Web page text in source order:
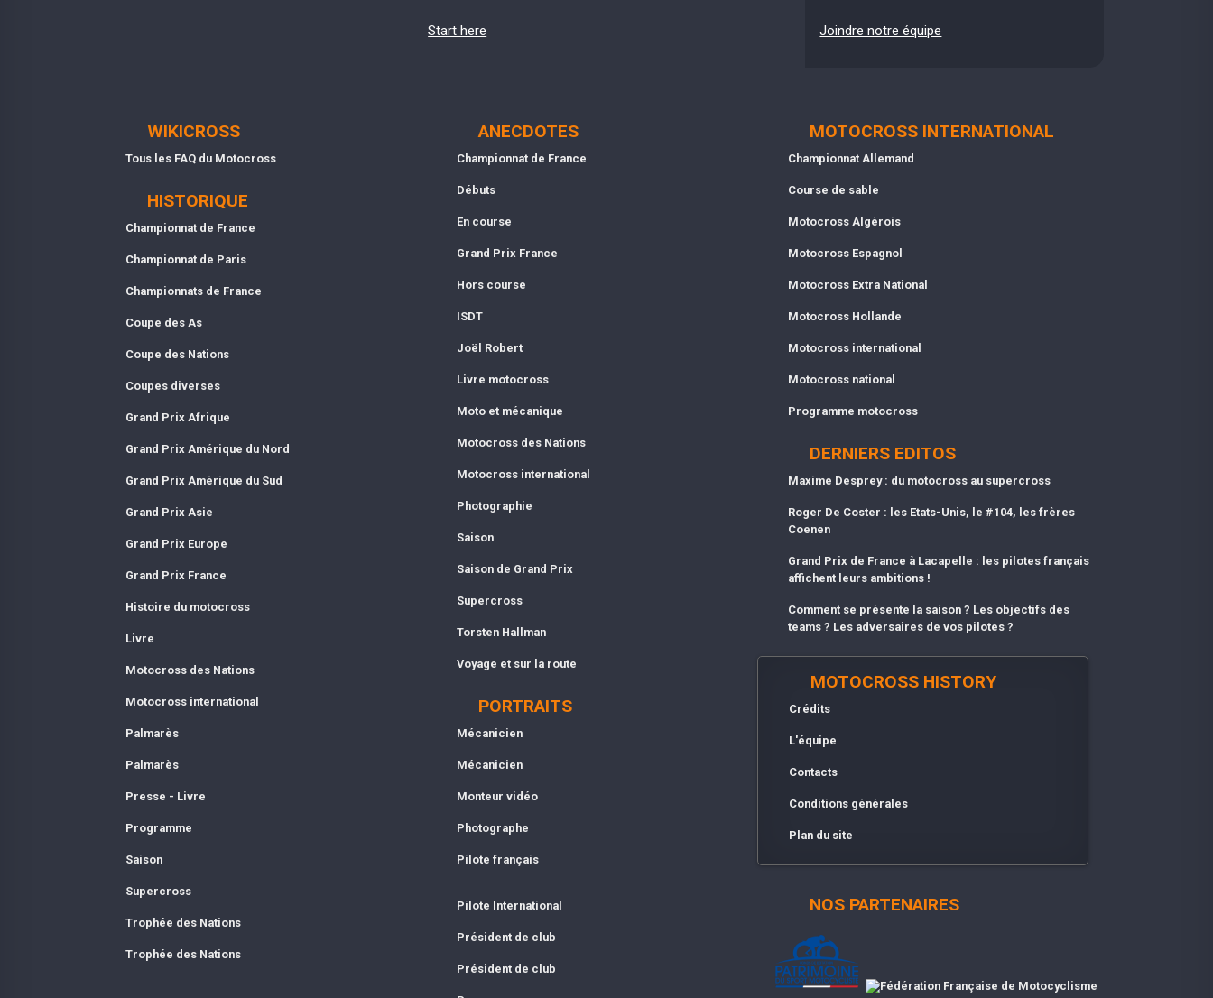
Start here Joindre notre équipe
WIKICROSS
Tous les FAQ du Motocross
HISTORIQUE
Championnat de France
Championnat de Paris
Championnats de France
Coupe des As
Coupe des Nations
Coupes diverses
Grand Prix Afrique
Grand Prix Amérique du Nord
Grand Prix Amérique du Sud
Grand Prix Asie
Grand Prix Europe
Grand Prix France
Histoire du motocross
Livre
Motocross des Nations
Motocross international
Palmarès
Palmarès
Presse - Livre
Programme
Saison
Supercross
Trophée des Nations
Trophée des Nations
ANECDOTES
Championnat de France
Débuts
En course
Grand Prix France
Hors course
ISDT
Joël Robert
Livre motocross
Moto et mécanique
Motocross des Nations
Motocross international
Photographie
Saison
Saison de Grand Prix
Supercross
Torsten Hallman
Voyage et sur la route
PORTRAITS
Mécanicien
Mécanicien
Monteur vidéo
Photographe
Pilote français
Pilote International
Président de club
Président de club
MOTOCROSS INTERNATIONAL
Championnat Allemand
Course de sable
Motocross Algérois
Motocross Espagnol
Motocross Extra National
Motocross Hollande
Motocross international
Motocross national
Programme motocross
DERNIERS EDITOS
Maxime Desprey : du motocross au supercross
Roger De Coster : les Etats-Unis, le #104, les frères
Coenen
Grand Prix de France à Lacapelle : les pilotes français
affichent leurs ambitions !
Comment se présente la saison ? Les objectifs des
teams ? Les adversaires de vos pilotes ?
MOTOCROSS HISTORY
Crédits
L'équipe
Contacts
Conditions générales
Plan du site
NOS PARTENAIRES